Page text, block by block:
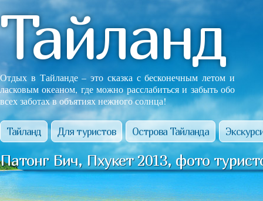
Тайланд
Отдых в Тайланде – это сказка с бесконечным летом и
ласковым океаном, где можно расслабиться и забыть обо
всех заботах в объятиях нежного солнца!
Тайланд Для туристов Острова Тайланда
Патонг Бич, Пхукет 2013, фото